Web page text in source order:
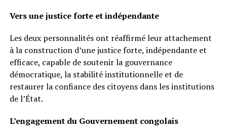
Vers une justice forte et indépendante
Les deux personnalités ont réaffirmé leur attachement
à la construction d’une justice forte, indépendante et
efficace, capable de soutenir la gouvernance
démocratique, la stabilité institutionnelle et de
restaurer la confiance des citoyens dans les institutions
de l’État.
L’engagement du Gouvernement congolais